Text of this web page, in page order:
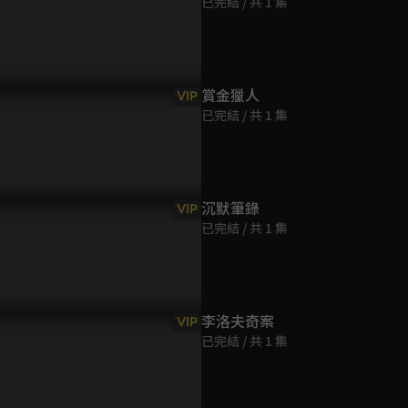
VIP 賞金獵人
已完結 / 共 1 集
VIP 沉默筆錄
已完結 / 共 1 集
VIP 李洛夫奇案
已完結 / 共 1 集